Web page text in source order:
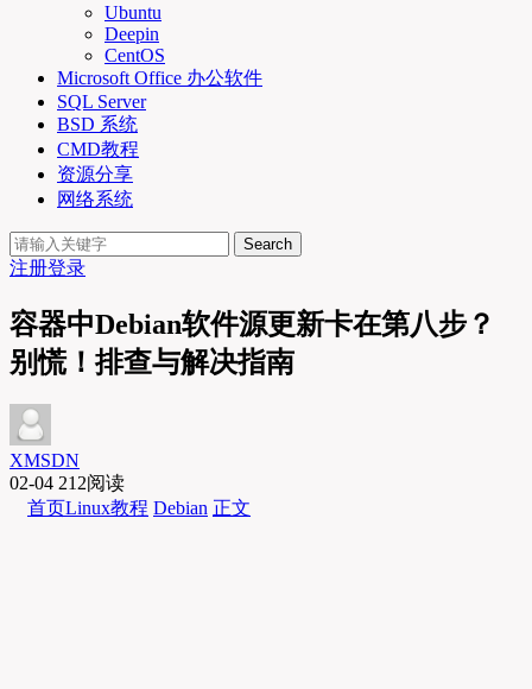
Ubuntu
Deepin
CentOS
Microsoft Office 办公软件
SQL Server
BSD 系统
CMD教程
资源分享
网络系统
Search
注册登录
容器中Debian软件源更新卡在第八步？
别慌！排查与解决指南
XMSDN
02-04 212阅读
首页Linux教程 Debian 正文